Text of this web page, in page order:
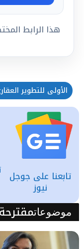
هذا الرابط
الأولى للتطوير
تابعنا على جوجل
نيوز
موضوعاتمقترحة